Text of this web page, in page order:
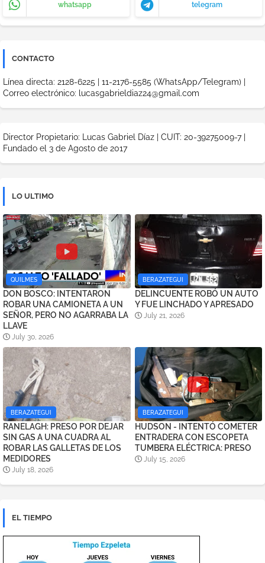
whatsapp telegram
CONTACTO
Línea directa: 2128-6225 | 11-2176-5585 (WhatsApp/Telegram) |
Correo electrónico: lucasgabrieldiaz24@gmail.com
Director Propietario: Lucas Gabriel Díaz | CUIT: 20-39275009-7 |
Fundado el 3 de Agosto de 2017
LO ULTIMO
QUILMES
DON BOSCO: INTENTARON
ROBAR UNA CAMIONETA A UN
SEÑOR, PERO NO AGARRABA LA
LLAVE
July 30, 2026
BERAZATEGUI
DELINCUENTE ROBÓ UN AUTO
Y FUE LINCHADO Y APRESADO
July 21, 2026
BERAZATEGUI
RANELAGH: PRESO POR DEJAR
SIN GAS A UNA CUADRA AL
ROBAR LAS GALLETAS DE LOS
MEDIDORES
July 18, 2026
BERAZATEGUI
HUDSON - INTENTÓ COMETER
ENTRADERA CON ESCOPETA
TUMBERA ELÉCTRICA: PRESO
July 15, 2026
EL TIEMPO